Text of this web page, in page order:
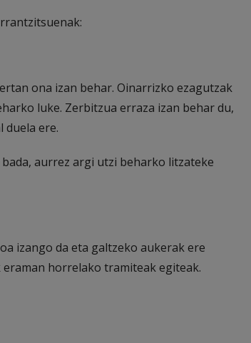
ona izan behar. Oinarrizko ezagutzak
luke. Zerbitzua erraza izan behar du,
ere.
aurrez argi utzi beharko litzateke
izango da eta galtzeko aukerak ere
horrelako tramiteak egiteak.